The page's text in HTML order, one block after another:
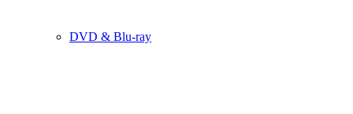
DVD & Blu-ray